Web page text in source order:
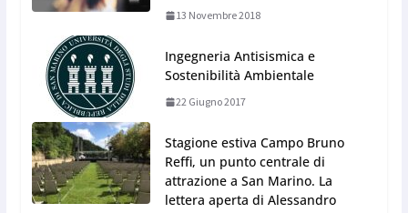
13 Novembre 2018
Ingegneria Antisismica e
Sostenibilità Ambientale
22 Giugno 2017
Stagione estiva Campo Bruno
Reffi, un punto centrale di
attrazione a San Marino. La
lettera aperta di Alessandro